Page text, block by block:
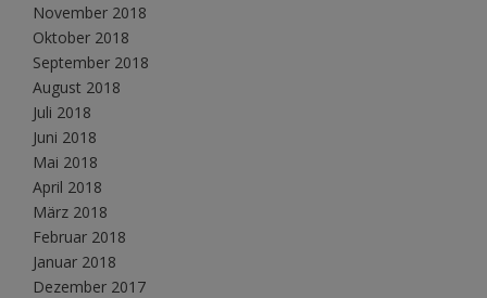
November 2018
Oktober 2018
September 2018
August 2018
Juli 2018
Juni 2018
Mai 2018
April 2018
März 2018
Februar 2018
Januar 2018
Dezember 2017